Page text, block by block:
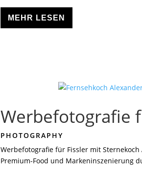
MEHR LESEN
Werbefotografie
PHOTOGRAPHY
Werbefotografie für Fissler mit
Premium-Food und Markeninszenierung